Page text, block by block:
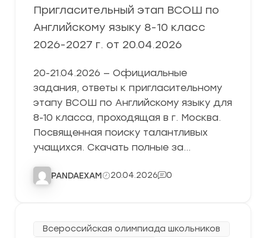
Пригласительный этап ВСОШ по
Английскому языку 8-10 класс
2026-2027 г. от 20.04.2026
20-21.04.2026 — Официальные
задания, ответы к пригласительному
этапу ВСОШ по Английскому языку для
8-10 класса, проходящая в г. Москва.
Посвященная поиску талантливых
учащихся. Скачать полные за…
PANDAEXAM 20.04.2026 0
Всероссийская олимпиада школьников